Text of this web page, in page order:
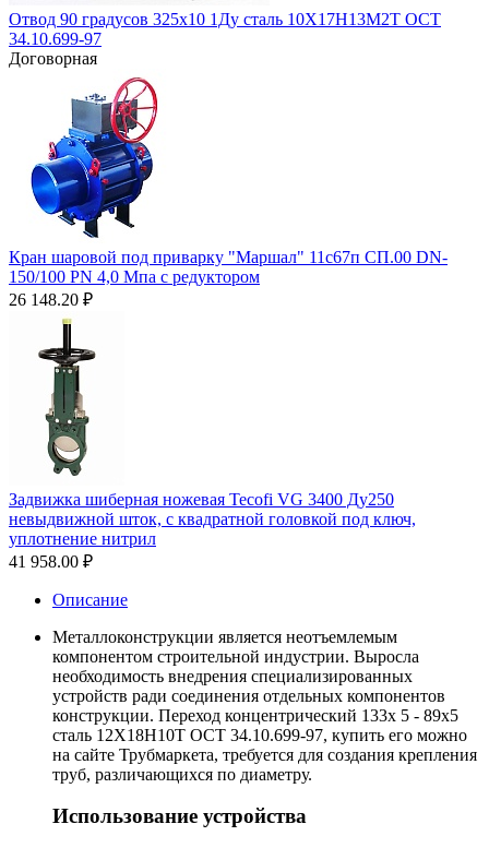
Отвод 90 градусов 325х10 1Ду сталь 10Х17Н13М2Т ОСТ
34.10.699-97
Договорная
Кран шаровой под приварку "Маршал" 11с67п СП.00 DN-
150/100 PN 4,0 Мпа с редуктором
26 148.20 ₽
Задвижка шиберная ножевая Tecofi VG 3400 Ду250
невыдвижной шток, с квадратной головкой под ключ,
уплотнение нитрил
41 958.00 ₽
Описание
Металлоконструкции является неотъемлемым
компонентом строительной индустрии. Выросла
необходимость внедрения специализированных
устройств ради соединения отдельных компонентов
конструкции. Переход концентрический 133х 5 - 89х5
сталь 12Х18Н10Т ОСТ 34.10.699-97, купить его можно
на сайте Трубмаркета, требуется для создания крепления
труб, различающихся по диаметру.
Использование устройства